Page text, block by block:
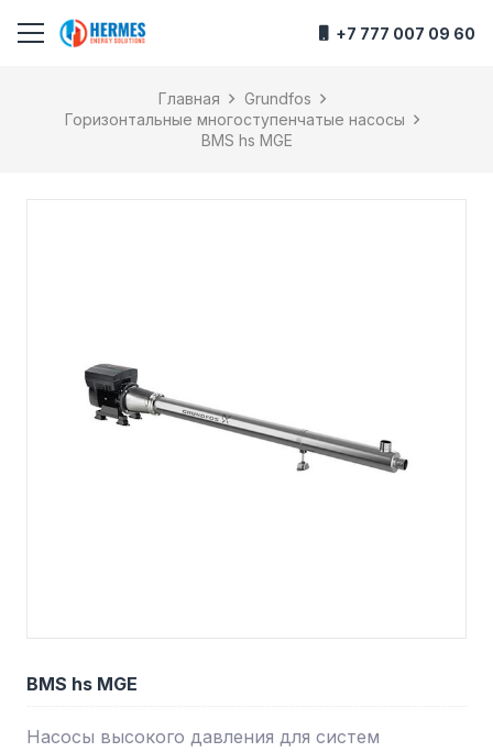
+7 777 007 09 60
Главная
Grundfos
Горизонтальные многоступенчатые насосы
BMS hs MGE
BMS hs MGE
Насосы высокого давления для систем